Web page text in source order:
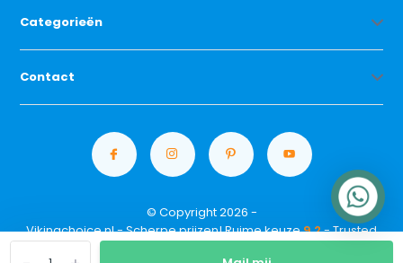
Categorieën
Contact
© Copyright 2026 -
Vikingchoice.nl - Scherpe prijzen! Ruime keuze9.2- Trusted